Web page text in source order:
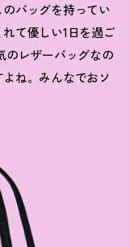
バッグを持ってい
て優しい1日を過ご
のレザーバッグなの
ね。みんなでおソ